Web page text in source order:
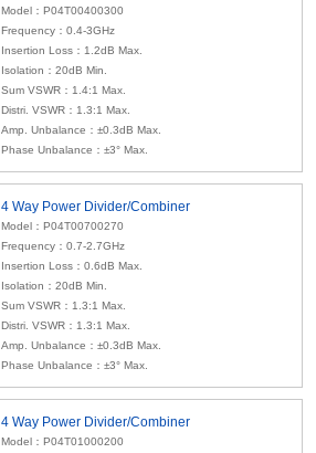
Model：P04T00400300
Frequency：0.4-3GHz
Insertion Loss：1.2dB Max.
Isolation：20dB Min.
Sum VSWR：1.4:1 Max.
Distri. VSWR：1.3:1 Max.
Amp. Unbalance：±0.3dB Max.
Phase Unbalance：±3° Max.
4 Way Power Divider/Combiner
Model：P04T00700270
Frequency：0.7-2.7GHz
Insertion Loss：0.6dB Max.
Isolation：20dB Min.
Sum VSWR：1.3:1 Max.
Distri. VSWR：1.3:1 Max.
Amp. Unbalance：±0.3dB Max.
Phase Unbalance：±3° Max.
4 Way Power Divider/Combiner
Model：P04T01000200